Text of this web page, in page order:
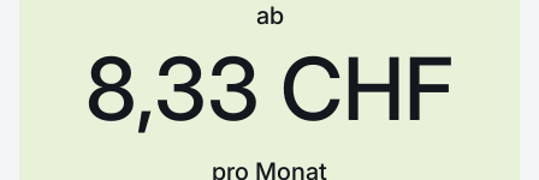
ab
8,33 CHF
pro Monat